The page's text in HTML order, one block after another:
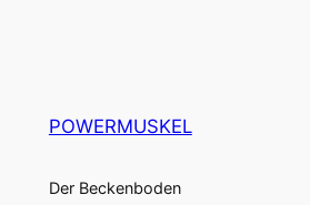
POWERMUSKEL
Der Beckenboden